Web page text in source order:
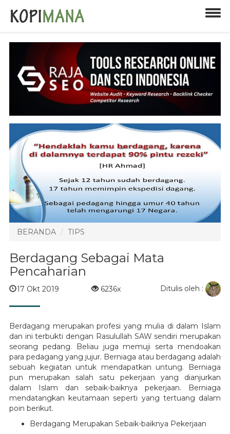
BERANDA TIPS
Berdagang Sebagai Mata
Pencaharian
17 Okt 2019 6236x Ditulis oleh :
Berdagang merupakan profesi yang mulia di dalam Islam
dan ini terbukti dengan Rasulullah SAW sendiri merupakan
seorang pedang. Beliau juga memuji serta mendoakan
para pedagang yang jujur. Berniaga atau berdagang adalah
sebuah kegiatan untuk mendapatkan untung. Berniaga
pun merupakan salah satu pekerjaan yang dianjurkan
dalam Islam dan sebaik-baiknya pekerjaan. Berniaga
mendatangkan keutamaan seperti yang tertuang dalam
poin berikut.
Berdagang Merupakan Sebaik-baiknya Pekerjaan